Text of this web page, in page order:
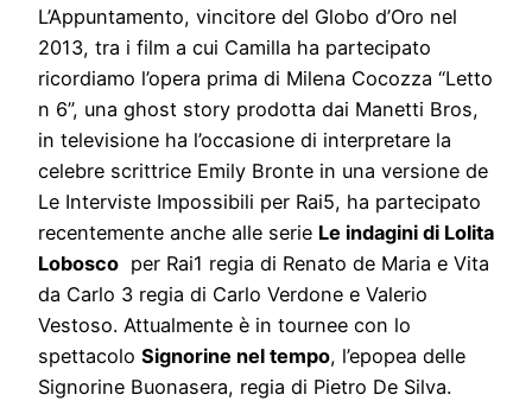
L’Appuntamento, vincitore del Globo d’Oro nel
2013, tra i film a cui Camilla ha partecipato
ricordiamo l’opera prima di Milena Cocozza “Letto
n 6”, una ghost story prodotta dai Manetti Bros,
in televisione ha l’occasione di interpretare la
celebre scrittrice Emily Bronte in una versione de
Le Interviste Impossibili per Rai5, ha partecipato
recentemente anche alle serie Le indagini di Lolita
Lobosco per Rai1 regia di Renato de Maria e Vita
da Carlo 3 regia di Carlo Verdone e Valerio
Vestoso. Attualmente è in tournee con lo
spettacolo Signorine nel tempo, l’epopea delle
Signorine Buonasera, regia di Pietro De Silva.